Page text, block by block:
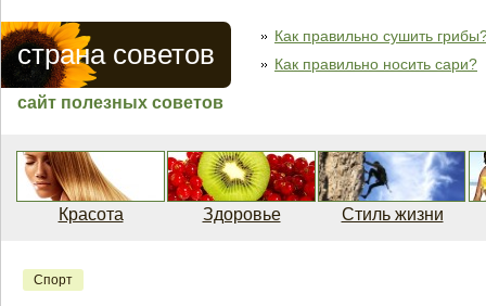
страна советов
сайт полезных советов
Как правильно сушить
Как правильно носить сари?
Красота Здоровье Стиль жизни
Спорт